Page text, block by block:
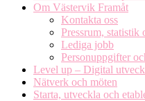
Om Västervik Framåt
Kontakta oss
Pressrum, statistik
Lediga jobb
Personuppgifter
Level up – Digital
Nätverk och möten
Starta, utveckla och